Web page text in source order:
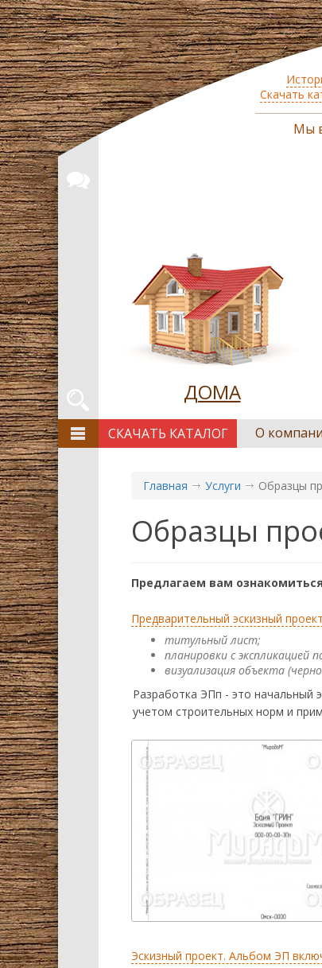
Скачать
Мы
ДОМА
СКАЧАТЬ КАТАЛОГ О
Главная Услуги Образцы
Образцы
Предлагаем вам
Предварительный эскизный
титульный лист;
планировки с экспликацией
визуализация объекта
Разработка ЭПп - это начальный
учетом строительных норм и
Эскизный проект. Альбом ЭП